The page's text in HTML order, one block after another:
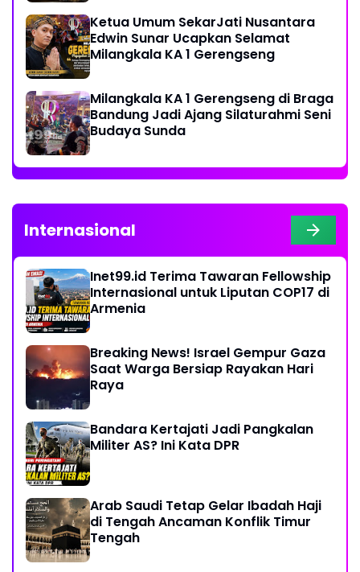
Ketua Umum SekarJati Nusantara
Edwin Sunar Ucapkan Selamat
Milangkala KA 1 Gerengseng
Milangkala KA 1 Gerengseng di Braga
Bandung Jadi Ajang Silaturahmi Seni
Budaya Sunda
Internasional
Inet99.id Terima Tawaran Fellowship
Internasional untuk Liputan COP17 di
Armenia
Breaking News! Israel Gempur Gaza
Saat Warga Bersiap Rayakan Hari
Raya
Bandara Kertajati Jadi Pangkalan
Militer AS? Ini Kata DPR
Arab Saudi Tetap Gelar Ibadah Haji
di Tengah Ancaman Konflik Timur
Tengah